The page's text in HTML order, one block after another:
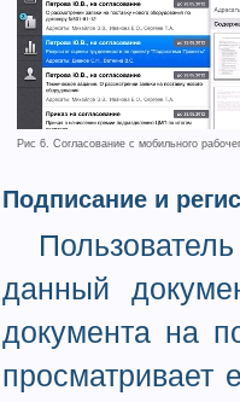
Рис 6. Согласование с мобильного
Подписание и
данный
документа на
просматривает